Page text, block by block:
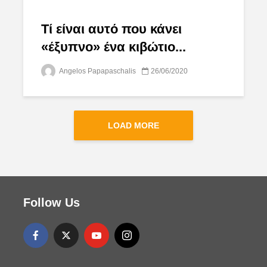
Τί είναι αυτό που κάνει
«έξυπνο» ένα κιβώτιο...
Angelos Papapaschalis 26/06/2020
LOAD MORE
Follow Us